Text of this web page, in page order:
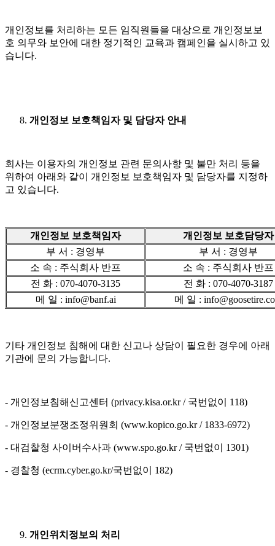
개인정보를 처리하는 모든 임직원들을 대상으로 개인정보보
호 의무와 보안에 대한 정기적인 교육과 캠페인을 실시하고 있
습니다.
개인정보 보호책임자 및 담당자 안내
회사는 이용자의 개인정보 관련 문의사항 및 불만 처리 등을
위하여 아래와 같이 개인정보 보호책임자 및 담당자를 지정하
고 있습니다.
개인정보 보호책임자
개인정보 보호담당자
부 서 : 경영부
부 서 : 경영부
소 속 : 주식회사 반프
소 속 : 주식회사 반프
전 화 : 070-4070-3135
전 화 : 070-4070-3187
메 일 : info@banf.ai
메 일 :
기타 개인정보 침해에 대한 신고나 상담이 필요한 경우에 아래
기관에 문의 가능합니다.
- 개인정보침해신고센터 (privacy.kisa.or.kr / 국번없이 118)
- 개인정보분쟁조정위원회 (www.kopico.go.kr / 1833-6972)
- 대검찰청 사이버수사과 (www.spo.go.kr / 국번없이 1301)
- 경찰청 (ecrm.cyber.go.kr/국번없이 182)
개인위치정보의 처리